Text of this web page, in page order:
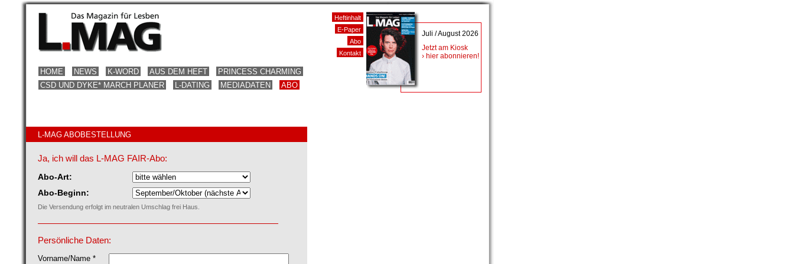
HOME NEWS K-WORD AUS DEM HEFT
PRINCESS CHARMING
CSD UND DYKE* MARCH PLANER
L-DATING MEDIADATEN ABO
L-MAG ABOBESTELLUNG
Ja, ich will das L-MAG FAIR-Abo:
Abo-Art:
Abo-Beginn:
Die Versendung erfolgt im neutralen Umschlag frei Haus.
Persönliche Daten:
Vorname/Name *
Heftinhalt
E-Paper
Abo
Kontakt
Juli / August 2026
Jetzt am Kiosk
› hier abonnieren!